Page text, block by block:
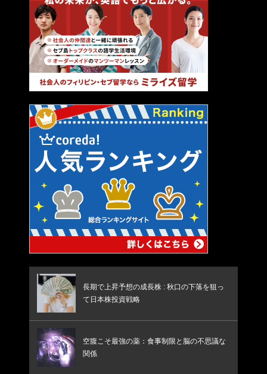
長期で上昇予想の成長株 : 秋口の下落を狙っ
て日本株投資戦略
空腹こそ最強の薬：食事制限と脳の不思議な
関係